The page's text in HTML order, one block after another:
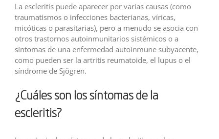
La escleritis puede aparecer por varias causas (como
traumatismos o infecciones bacterianas, víricas,
micóticas o parasitarias), pero a menudo se asocia con
otros trastornos autoinmunitarios sistémicos o a
síntomas de una enfermedad autoinmune subyacente,
como pueden ser la artritis reumatoide, el lupus o el
síndrome de Sjögren.
¿Cuáles son los síntomas de la
escleritis?